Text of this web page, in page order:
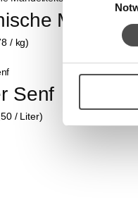
/ kg)
Senf
/ Liter)